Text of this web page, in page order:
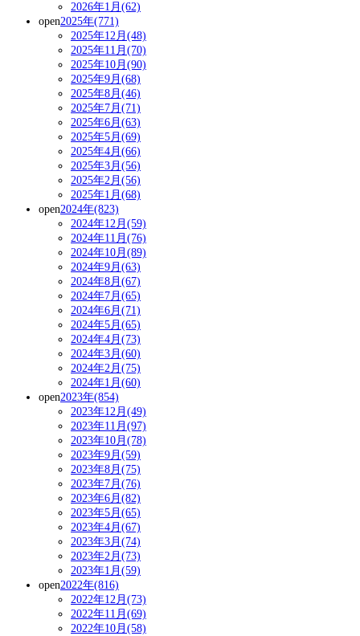
2026年1月(62)
open2025年(771)
2025年12月(48)
2025年11月(70)
2025年10月(90)
2025年9月(68)
2025年8月(46)
2025年7月(71)
2025年6月(63)
2025年5月(69)
2025年4月(66)
2025年3月(56)
2025年2月(56)
2025年1月(68)
open2024年(823)
2024年12月(59)
2024年11月(76)
2024年10月(89)
2024年9月(63)
2024年8月(67)
2024年7月(65)
2024年6月(71)
2024年5月(65)
2024年4月(73)
2024年3月(60)
2024年2月(75)
2024年1月(60)
open2023年(854)
2023年12月(49)
2023年11月(97)
2023年10月(78)
2023年9月(59)
2023年8月(75)
2023年7月(76)
2023年6月(82)
2023年5月(65)
2023年4月(67)
2023年3月(74)
2023年2月(73)
2023年1月(59)
open2022年(816)
2022年12月(73)
2022年11月(69)
2022年10月(58)